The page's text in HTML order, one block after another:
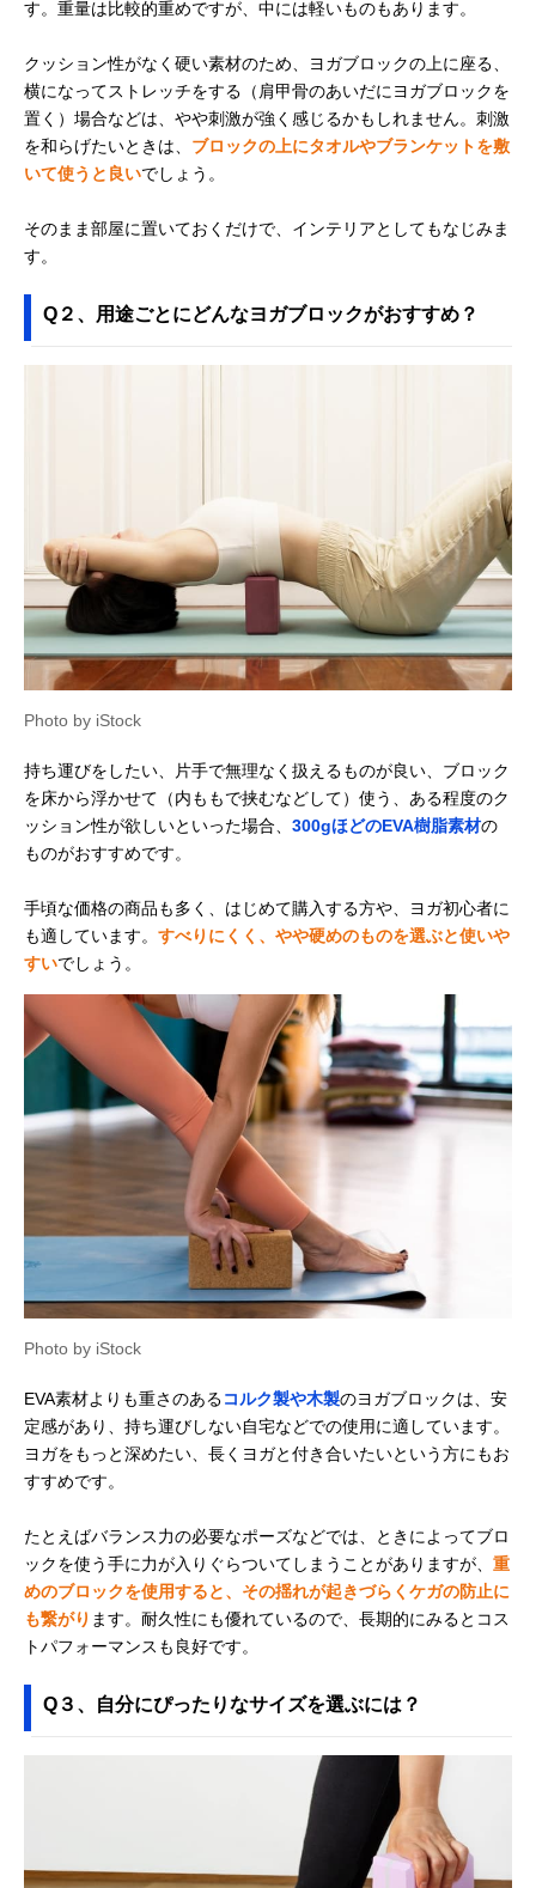
す。重量は比較的重めですが、中には軽いものもあります。
クッション性がなく硬い素材のため、ヨガブロックの上に座る、
横になってストレッチをする（肩甲骨のあいだにヨガブロックを
置く）場合などは、やや刺激が強く感じるかもしれません。刺激
を和らげたいときは、 ブロックの上にタオルやブランケットを敷
いて使うと良いでしょう。
そのまま部屋に置いておくだけで、インテリアとしてもなじみま
す。
Q２、用途ごとにどんなヨガブロックがおすすめ？
Photo by iStock
持ち運びをしたい、片手で無理なく扱えるものが良い、ブロック
を床から浮かせて（内ももで挟むなどして）使う、ある程度のク
ッション性が欲しいといった場合、 300gほどのEVA樹脂素材の
ものがおすすめです。
手頃な価格の商品も多く、はじめて購入する方や、ヨガ初心者に
も適しています。 すべりにくく、やや硬めのものを選ぶと使いや
すいでしょう。
Photo by iStock
EVA素材よりも重さのあるコルク製や木製のヨガブロックは、安
定感があり、持ち運びしない自宅などでの使用に適しています。
ヨガをもっと深めたい、長くヨガと付き合いたいという方にもお
すすめです。
たとえばバランス力の必要なポーズなどでは、ときによってブロ
ックを使う手に力が入りぐらついてしまうことがありますが、 重
めのブロックを使用すると、その揺れが起きづらくケガの防止に
も繋がり ます。耐久性にも優れているので、長期的にみるとコス
トパフォーマンスも良好です。
Q３、自分にぴったりなサイズを選ぶには？